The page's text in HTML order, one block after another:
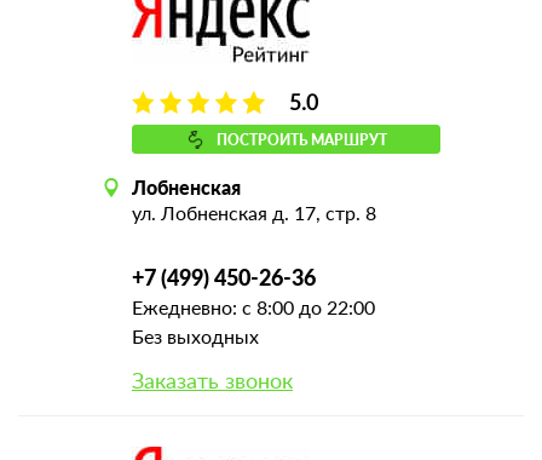
5.0
ПОСТРОИТЬ МАРШРУТ
Лобненская
ул. Лобненская д. 17, стр. 8
+7 (499) 450-26-36
Ежедневно: с 8:00 до 22:00
Без выходных
Заказать звонок